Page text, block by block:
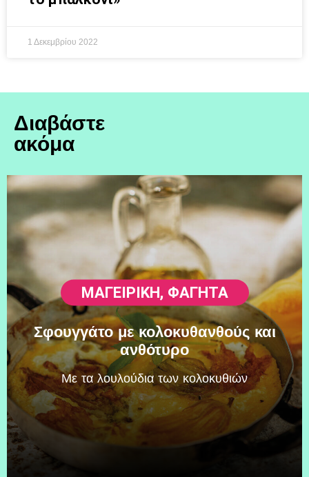
1 Δεκεμβρίου 2022
Διαβάστε
ακόμα
ΜΑΓΕΙΡΙΚΗ, ΦΑΓΗΤΆ
Σφουγγάτο με κολοκυθανθούς και
ανθότυρο
Mε τα λουλούδια των κολοκυθιών